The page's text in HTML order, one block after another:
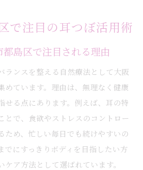
で注目の耳つぼ活用術
島区で注目される理由
ランスを整える自然療法として大阪
めています。理由は、無理なく健康
せる点にあります。例えば、耳の特
とで、食欲やストレスのコントロー
ため、忙しい毎日でも続けやすいの
でにすっきりボディを目指したい方
ケア方法として選ばれています。